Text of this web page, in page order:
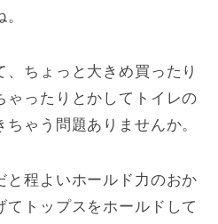
ちょっと大きめ買ったり
ゃったりとかしてトイレの
ゃう問題ありませんか。
と程よいホールド力のおか
てトップスをホールドして